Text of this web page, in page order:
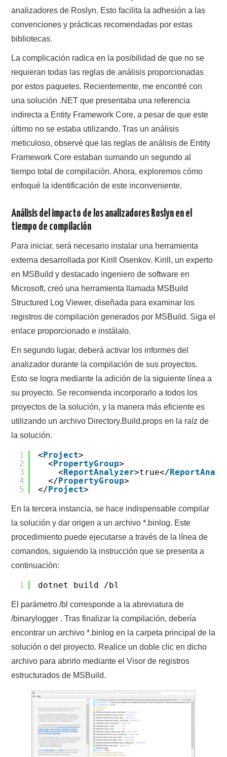
analizadores de Roslyn. Esto facilita la adhesión a las
convenciones y prácticas recomendadas por estas
bibliotecas.
La complicación radica en la posibilidad de que no se
requieran todas las reglas de análisis proporcionadas
por estos paquetes. Recientemente, me encontré con
una solución .NET que presentaba una referencia
indirecta a Entity Framework Core, a pesar de que este
último no se estaba utilizando. Tras un análisis
meticuloso, observé que las reglas de análisis de Entity
Framework Core estaban sumando un segundo al
tiempo total de compilación. Ahora, exploremos cómo
enfoqué la identificación de este inconveniente.
Análisis del impacto de los analizadores Roslyn en el
tiempo de compilación
Para iniciar, será necesario instalar una herramienta
externa desarrollada por Kirill Osenkov. Kirill, un experto
en MSBuild y destacado ingeniero de software en
Microsoft, creó una herramienta llamada MSBuild
Structured Log Viewer, diseñada para examinar los
registros de compilación generados por MSBuild. Siga el
enlace proporcionado e instálalo.
En segundo lugar, deberá activar los informes del
analizador durante la compilación de sus proyectos.
Esto se logra mediante la adición de la siguiente línea a
su proyecto. Se recomienda incorporarlo a todos los
proyectos de la solución, y la manera más eficiente es
utilizando un archivo Directory.Build.props en la raíz de
la solución.
1
2
3
4
5
<Project>
<PropertyGroup>
<ReportAnalyzer>true</
</PropertyGroup>
</Project>
En la tercera instancia, se hace indispensable compilar
la solución y dar origen a un archivo *.binlog. Este
procedimiento puede ejecutarse a través de la línea de
comandos, siguiendo la instrucción que se presenta a
continuación:
1 dotnet build /bl
El parámetro /bl corresponde a la abreviatura de
/binarylogger . Tras finalizar la compilación, debería
encontrar un archivo *.binlog en la carpeta principal de la
solución o del proyecto. Realice un doble clic en dicho
archivo para abrirlo mediante el Visor de registros
estructurados de MSBuild.